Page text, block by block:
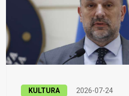
KULTURA 2026-07-24